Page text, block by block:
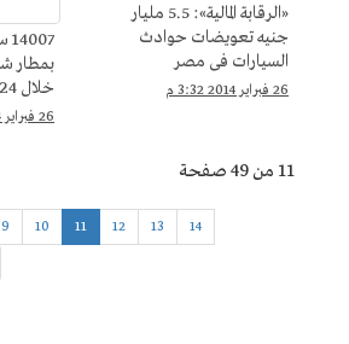
«الرقابة المالية»: 5.5 مليار
جنيه تعويضات حوادث
السيارات فى مصر
26 فبراير 2014 3:32 م
بمطار
خلال 24 ساعة الماضية
26 فبراير 2014 3:32 م
11 من 49 صفحة
9 10 11 12 13 14